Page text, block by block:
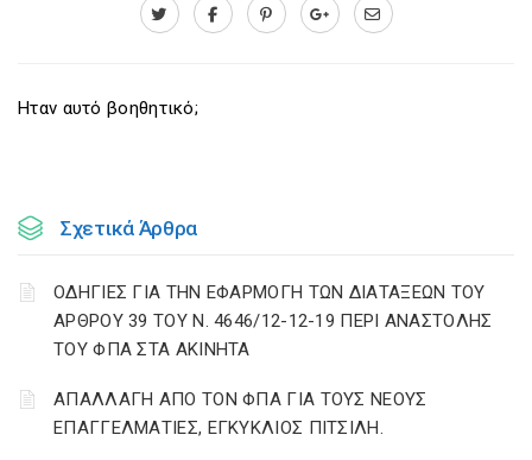
Ηταν αυτό βοηθητικό;
Σχετικά Άρθρα
ΟΔΗΓΙΕΣ ΓΙΑ ΤΗΝ ΕΦΑΡΜΟΓΗ ΤΩΝ ΔΙΑΤΑΞΕΩΝ ΤΟΥ
ΑΡΘΡΟΥ 39 ΤΟΥ Ν. 4646/12-12-19 ΠΕΡΙ ΑΝΑΣΤΟΛΗΣ
ΤΟΥ ΦΠΑ ΣΤΑ ΑΚΙΝΗΤΑ
ΑΠΑΛΛΑΓΗ ΑΠΟ ΤΟΝ ΦΠΑ ΓΙΑ ΤΟΥΣ ΝΕΟΥΣ
ΕΠΑΓΓΕΛΜΑΤΙΕΣ, ΕΓΚΥΚΛΙΟΣ ΠΙΤΣΙΛΗ.